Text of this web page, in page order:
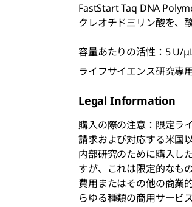
FastStart Taq DNA
クレオチド三リン酸を、
容量あたりの活性：5 U/
ライフサイエンス研究専
Legal Information
購入の際の注意：限定ラ
請求および対応する米国
内部研究のために購入し
すが、これは限定的なも
費用またはその他の商業
らゆる種類の商用サービ